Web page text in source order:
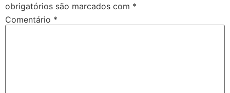
obrigatórios são marcados com *
Comentário *